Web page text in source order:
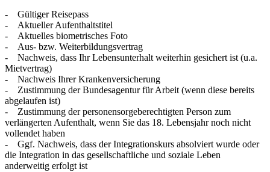
- Gültiger Reisepass
- Aktueller Aufenthaltstitel
- Aktuelles biometrisches Foto
- Aus- bzw. Weiterbildungsvertrag
- Nachweis, dass Ihr Lebensunterhalt weiterhin gesichert ist (u.a.
Mietvertrag)
- Nachweis Ihrer Krankenversicherung
- Zustimmung der Bundesagentur für Arbeit (wenn diese bereits
abgelaufen ist)
- Zustimmung der personensorgeberechtigten Person zum
verlängerten Aufenthalt, wenn Sie das 18. Lebensjahr noch nicht
vollendet haben
- Ggf. Nachweis, dass der Integrationskurs absolviert wurde oder
die Integration in das gesellschaftliche und soziale Leben
anderweitig erfolgt ist